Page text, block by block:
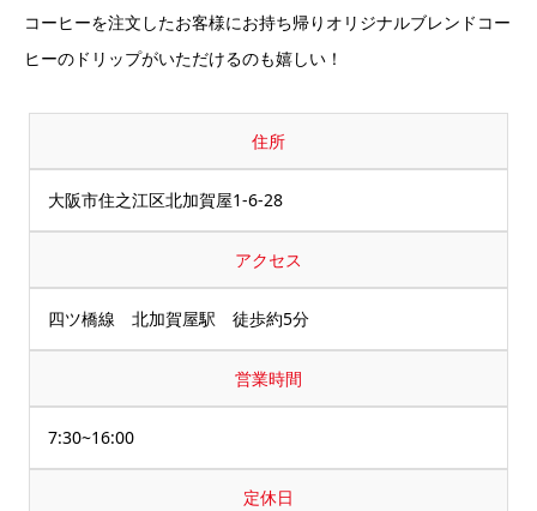
コーヒーを注文したお客様にお持ち帰りオリジナルブレンドコー
ヒーのドリップがいただけるのも嬉しい！
住所
大阪市住之江区北加賀屋1-6-28
アクセス
四ツ橋線 北加賀屋駅 徒歩約5分
営業時間
7:30~16:00
定休日